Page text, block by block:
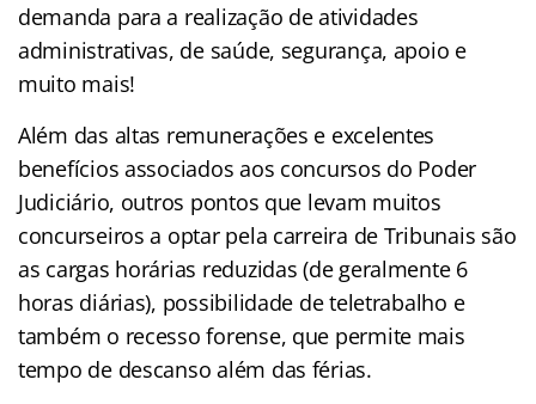
demanda para a realização de atividades
administrativas, de saúde, segurança, apoio e
muito mais!
Além das altas remunerações e excelentes
benefícios associados aos concursos do Poder
Judiciário, outros pontos que levam muitos
concurseiros a optar pela carreira de Tribunais são
as cargas horárias reduzidas (de geralmente 6
horas diárias), possibilidade de teletrabalho e
também o recesso forense, que permite mais
tempo de descanso além das férias.